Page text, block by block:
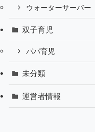
ウォーターサーバー
双子育児
パパ育児
未分類
運営者情報